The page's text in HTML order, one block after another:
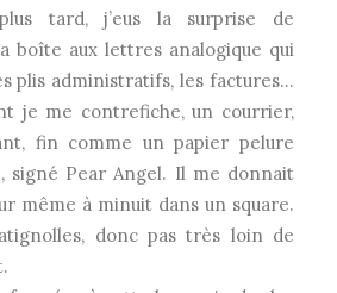
tard, j’eus la surprise de
boîte aux lettres analogique qui
plis administratifs, les factures…
je me contrefiche, un courrier,
fin comme un papier pelure
signé Pear Angel. Il me donnait
même à minuit dans un square.
donc pas très loin de